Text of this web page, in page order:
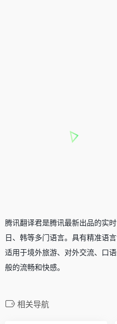
腾讯翻译君是腾讯最新出品的实
日、韩等多门语言。具有精准语
适用于境外旅游、对外交流、口
般的流畅和快感。
相关导航